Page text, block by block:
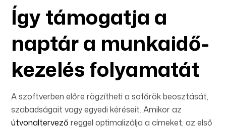
Így támogatja a
naptár a munkaidő-
kezelés folyamatát
A szoftverben előre rögzítheti a sofőrök beosztását,
szabadságait vagy egyedi kéréseit. Amikor az
útvonaltervező reggel optimalizálja a címeket, az első